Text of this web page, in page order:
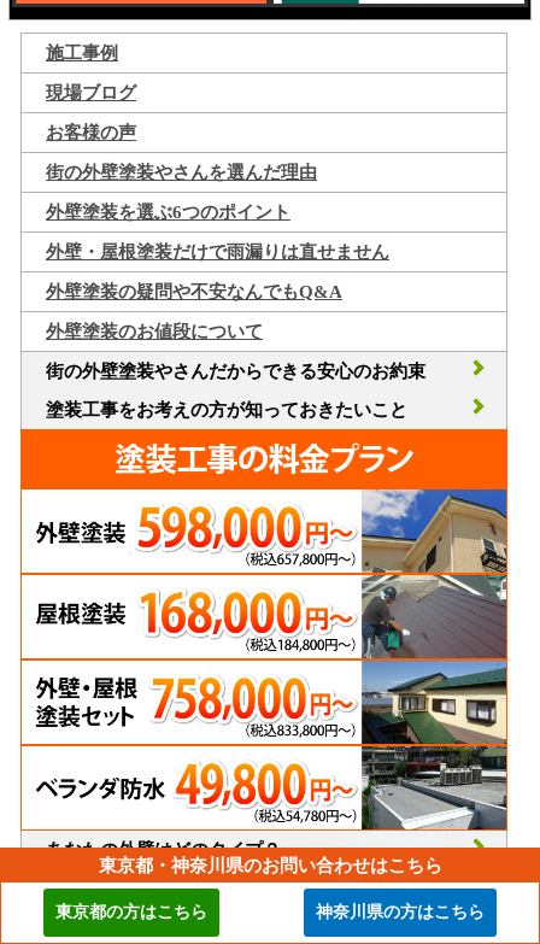
施工事例
現場ブログ
お客様の声
街の外壁塗装やさんを選んだ理由
外壁塗装を選ぶ6つのポイント
外壁・屋根塗装だけで雨漏りは直せません
外壁塗装の疑問や不安なんでもQ&A
外壁塗装のお値段について
街の外壁塗装やさんだからできる安心のお約束
塗装工事をお考えの方が知っておきたいこと
あなたの外壁はどのタイプ？
知って得する塗装工事の豆知識
東京都・神奈川県のお問い合わせはこちら
東京都の方はこちら 神奈川県の方はこちら